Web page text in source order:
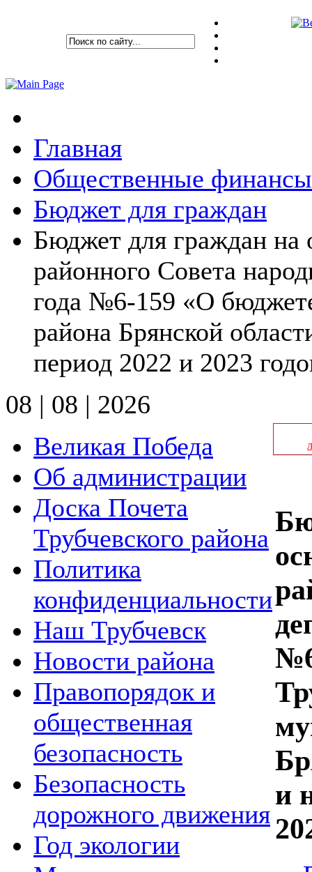
Главная
Общественные финансы
Бюджет для граждан
Бюджет для граждан на
районного Совета
года №6-159 «О
района Брянской
период 2022 и 2023
08 | 08 | 2026
Великая Победа
Об администрации
Доска Почета
Трубчевского района
Политика
конфиденциальности
Наш Трубчевск
Новости района
Правопорядок и
общественная
безопасность
Безопасность
дорожного движения
Год экологии
и